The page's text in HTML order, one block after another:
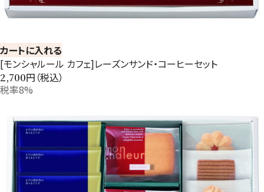
カートに入れる
[モンシャルール カフェ]レーズンサンド・コーヒーセット
2,700円（税込）
税率8%